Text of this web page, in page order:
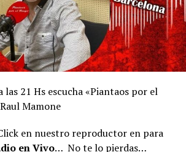
las 21 Hs escucha «Piantaos por el
Mamone
en nuestro reproductor en para
en Vivo… No te lo pierdas…